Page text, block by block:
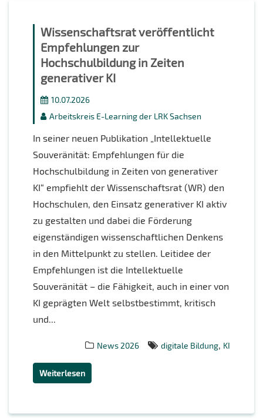
Wissenschaftsrat veröffentlicht
Empfehlungen zur
Hochschulbildung in Zeiten
generativer KI
10.07.2026
Arbeitskreis E-Learning der LRK Sachsen
In seiner neuen Publikation „Intellektuelle
Souveränität: Empfehlungen für die
Hochschulbildung in Zeiten von generativer
KI“ empfiehlt der Wissenschaftsrat (WR) den
Hochschulen, den Einsatz generativer KI aktiv
zu gestalten und dabei die Förderung
eigenständigen wissenschaftlichen Denkens
in den Mittelpunkt zu stellen. Leitidee der
Empfehlungen ist die Intellektuelle
Souveränität – die Fähigkeit, auch in einer von
KI geprägten Welt selbstbestimmt, kritisch
und...
News 2026 digitale Bildung, KI
Weiterlesen